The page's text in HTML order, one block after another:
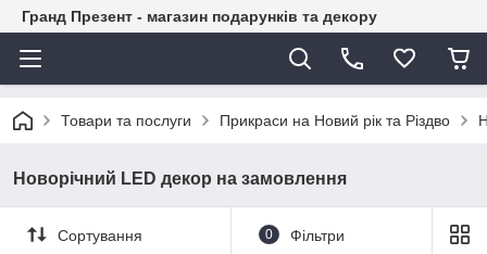
Гранд Презент - магазин подарунків та декору
Товари та послуги Прикраси на Новий рік та Різдво
Новорічний LED декор на замовлення
Сортування 0 Фільтри